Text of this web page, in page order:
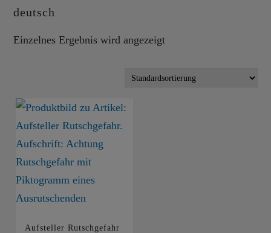
deutsch
Einzelnes Ergebnis wird angezeigt
Aufsteller Rutschgefahr